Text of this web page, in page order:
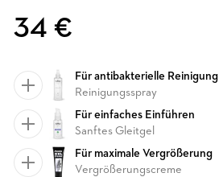
34 €
Für antibakterielle Reinigung
Reinigungsspray
Für einfaches Einführen
Sanftes Gleitgel
Für maximale Vergrößerung
Vergrößerungscreme